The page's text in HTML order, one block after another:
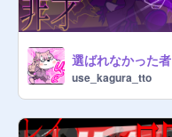
選ばれなかった者
use_kagura_tto